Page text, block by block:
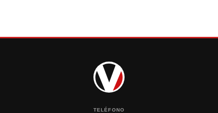
TELÉFONO